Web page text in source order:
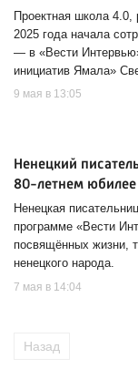
Проектная школа
2025 года начала
— в «Вести
инициатив Ямала»
9 мая в 13:05
Ненецкий
80-летнем юбилее
Ненецкая
программе «Вести
посвящённых жизни,
ненецкого народа.
7 мая в 14:04
Назад